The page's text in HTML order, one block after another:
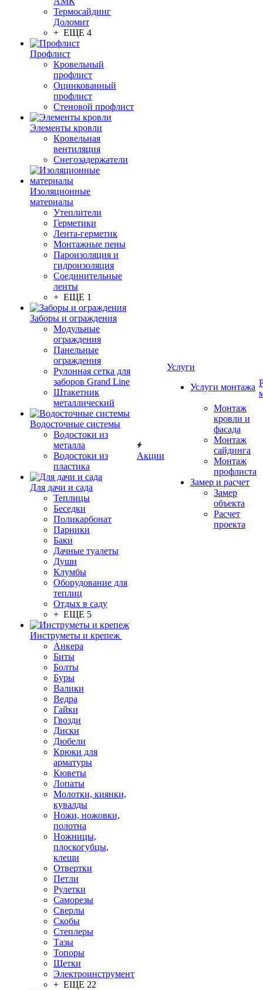
Термосайдинг
Доломит
+ ЕЩЕ 4
Профлист
Кровельный
профлист
Оцинкованный
профлист
Стеновой профлист
Элементы кровли
Кровельная
вентиляция
Снегозадержатели
Изоляционные
материалы
Утеплители
Герметики
Лента-герметик
Монтажные пены
Пароизоляция и
гидроизоляция
Соединительные
ленты
+ ЕЩЕ 1
Заборы и ограждения
Модульные
ограждения
Панельные
ограждения
Рулонная сетка для
заборов Grand Line
Штакетник
металлический
Водосточные системы
Водостоки из
металла
Водостоки из
пластика
Для дачи и сада
Теплицы
Беседки
Поликарбонат
Парники
Баки
Дачные туалеты
Души
Клумбы
Оборудование для
теплиц
Отдых в саду
+ ЕЩЕ 5
Инструметы и крепеж
Анкера
Биты
Болты
Буры
Валики
Ведра
Гайки
Гвозди
Диски
Дюбели
Крюки для
арматуры
Кюветы
Лопаты
Молотки, киянки,
кувалды
Ножи, ножовки,
полотна
Ножницы,
плоскогубцы,
клещи
Отвертки
Петли
Рулетки
Саморезы
Сверлы
Скобы
Степлеры
Тазы
Топоры
Щетки
Электроинструмент
+ ЕЩЕ 22
Акции
Услуги
Услуги монтажа
Монтаж
кровли и
фасада
Монтаж
сайдинга
Монтаж
профлиста
Замер и расчет
Замер
объекта
Расчет
проекта